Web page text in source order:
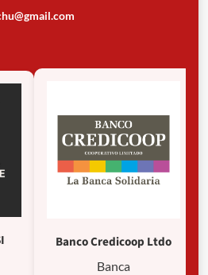
Banco Credicoop Ltdo
Banca